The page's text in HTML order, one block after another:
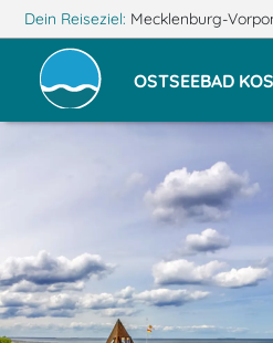
Dein Reiseziel: Mecklenburg-
OSTSEEBAD